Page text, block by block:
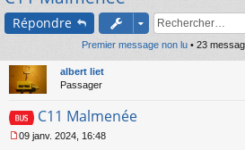
ci
s
Répondre
Premier message non lu • 23
albert liet
Passager
C11 Malmenée
09 janv. 2024, 16:48